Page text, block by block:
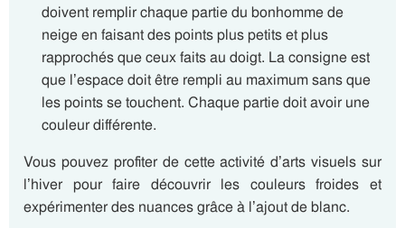
doivent remplir chaque partie du bonhomme de
neige en faisant des points plus petits et plus
rapprochés que ceux faits au doigt. La consigne est
que l’espace doit être rempli au maximum sans que
les points se touchent. Chaque partie doit avoir une
couleur différente.
Vous pouvez profiter de cette activité d’arts visuels sur
l’hiver pour faire découvrir les couleurs froides et
expérimenter des nuances grâce à l’ajout de blanc.